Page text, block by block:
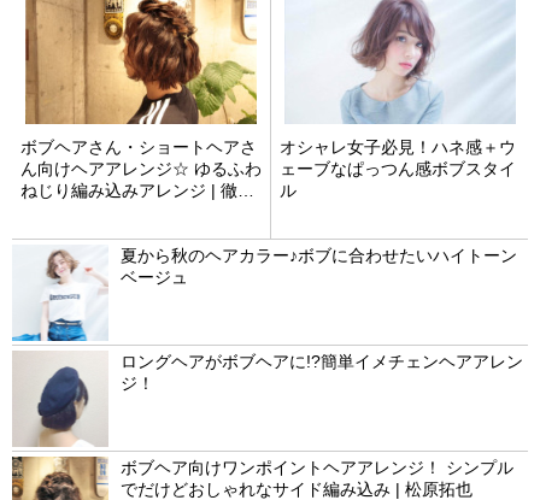
ボブヘアさん・ショートヘアさ
ん向けヘアアレンジ☆ ゆるふわ
ねじり編み込みアレンジ | 徹哉
オシャレ女子必見！ハネ感＋ウ
ェーブなぱっつん感ボブスタイ
ル
夏から秋のヘアカラー♪ボブに合わせたいハイトーン
ベージュ
ロングヘアがボブヘアに!?簡単イメチェンヘアアレン
ジ！
ボブヘア向けワンポイントヘアアレンジ！ シンプル
でだけどおしゃれなサイド編み込み | 松原拓也